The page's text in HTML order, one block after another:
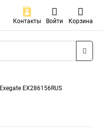
Контакты Войти Корзина
Exegate EX286156RUS